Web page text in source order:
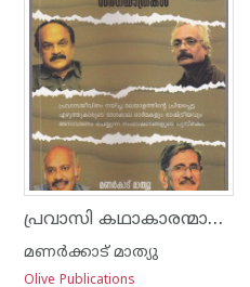
പ്രവാസി കഥാകാരന്മാരുടെ സര്‍ഗയാത്രകള്‍
മണര്‍ക്കാട് മാത്യു
Olive Publications